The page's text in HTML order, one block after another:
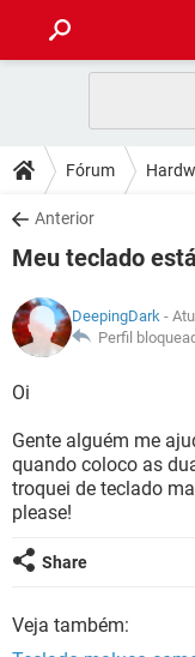
CELULAR
OUTLOOK
INSTAGRAM
GUIA DE COMPRAS
DICAS
JOGOS
INSTAGRAM
GUIA DE COMPRAS
DOWNLOADS
JOGOS
CELULAR
OUTLOOK
INSTAGRAM
JOGOS
CELULAR
OUTLOOK
INSTAGRAM
GUIA DE COMPRAS
GLOSSÁRIO
JOGOS
OUTLOOK
INSTAGRAM
GUIA DE COMPRAS
Fórum
Anterior
Meu teclado
DeepingDark -
Perfil
Oi
Gente alguém me
quando coloco as
troquei de teclado
please!
Share
Veja também: